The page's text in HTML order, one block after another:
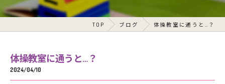
TOP ブログ 体操教室に通うと…？
体操教室に通うと…？
2024/04/10